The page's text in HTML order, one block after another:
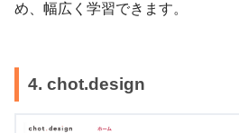
め、幅広く学習できます。
4. chot.design